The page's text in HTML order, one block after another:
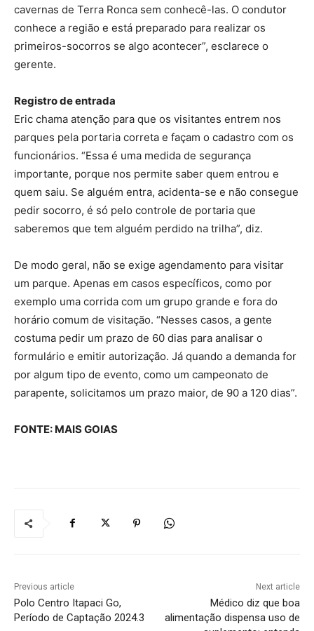
cavernas de Terra Ronca sem conhecê-las. O condutor
conhece a região e está preparado para realizar os
primeiros-socorros se algo acontecer”, esclarece o
gerente.
Registro de entrada
Eric chama atenção para que os visitantes entrem nos
parques pela portaria correta e façam o cadastro com os
funcionários. “Essa é uma medida de segurança
importante, porque nos permite saber quem entrou e
quem saiu. Se alguém entra, acidenta-se e não consegue
pedir socorro, é só pelo controle de portaria que
saberemos que tem alguém perdido na trilha”, diz.
De modo geral, não se exige agendamento para visitar
um parque. Apenas em casos específicos, como por
exemplo uma corrida com um grupo grande e fora do
horário comum de visitação. “Nesses casos, a gente
costuma pedir um prazo de 60 dias para analisar o
formulário e emitir autorização. Já quando a demanda for
por algum tipo de evento, como um campeonato de
parapente, solicitamos um prazo maior, de 90 a 120 dias”.
FONTE: MAIS GOIAS
Previous article
Polo Centro Itapaci Go,
Período de Captação 2024.3
Next article
Médico diz que boa
alimentação dispensa uso de